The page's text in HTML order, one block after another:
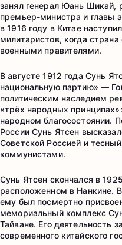
занял генерал Юань Шикай,
премьер-министра и главы
в 1916 году в Китае
милитаристов, когда
военными правителями.
В августе 1912 года Сунь
национальную партию» —
политическим наследием
«трёх народных
народном благосостоянии.
России Сунь Ятсен
Советской Россией и
коммунистами.
Сунь Ятсен скончался в
расположенном в Нанкине.
ему был посмертно
мемориальный комплекс
Тайване. Его деятельность
современного китайского